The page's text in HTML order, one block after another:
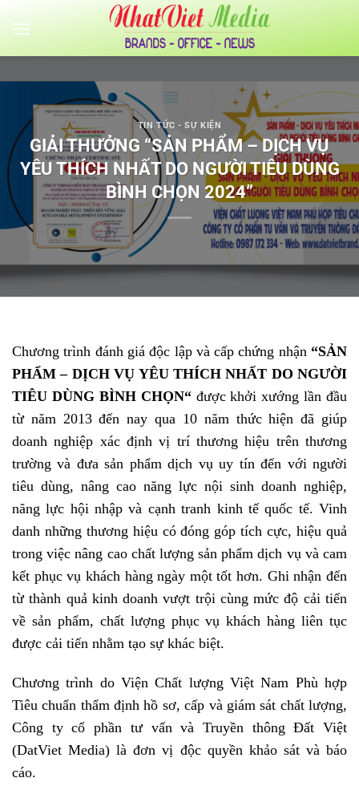
qua
TIN TỨC - SỰ KIỆN
GIẢI THƯỞNG “SẢN PHẨM – DỊCH VỤ
YÊU THÍCH NHẤT DO NGƯỜI TIÊU DÙNG
BÌNH CHỌN 2024”
Chương trình đánh giá độc lập và cấp chứng nhận “SẢN
PHẨM – DỊCH VỤ YÊU THÍCH NHẤT DO NGƯỜI
TIÊU DÙNG BÌNH CHỌN“được khởi xướng lần đầu
từ năm 2013 đến nay qua 10 năm thức hiện đã giúp
doanh nghiệp xác định vị trí thương hiệu trên thương
trường và đưa sản phẩm dịch vụ uy tín đến với người
tiêu dùng, nâng cao năng lực nội sinh doanh nghiệp,
năng lực hội nhập và cạnh tranh kinh tế quốc tế. Vinh
danh những thương hiệu có đóng góp tích cực, hiệu quả
trong việc nâng cao chất lượng sản phẩm dịch vụ và cam
kết phục vụ khách hàng ngày một tốt hơn. Ghi nhận đến
từ thành quả kinh doanh vượt trội cùng mức độ cải tiến
về sản phẩm, chất lượng phục vụ khách hàng liên tục
được cải tiến nhằm tạo sự khác biệt.
Chương trình do Viện Chất lượng Việt Nam Phù hợp
Tiêu chuẩn thẩm định hồ sơ, cấp và giám sát chất lượng,
Công ty cổ phần tư vấn và Truyền thông Đất Việt
(DatViet Media) là đơn vị độc quyền khảo sát và báo
cáo.